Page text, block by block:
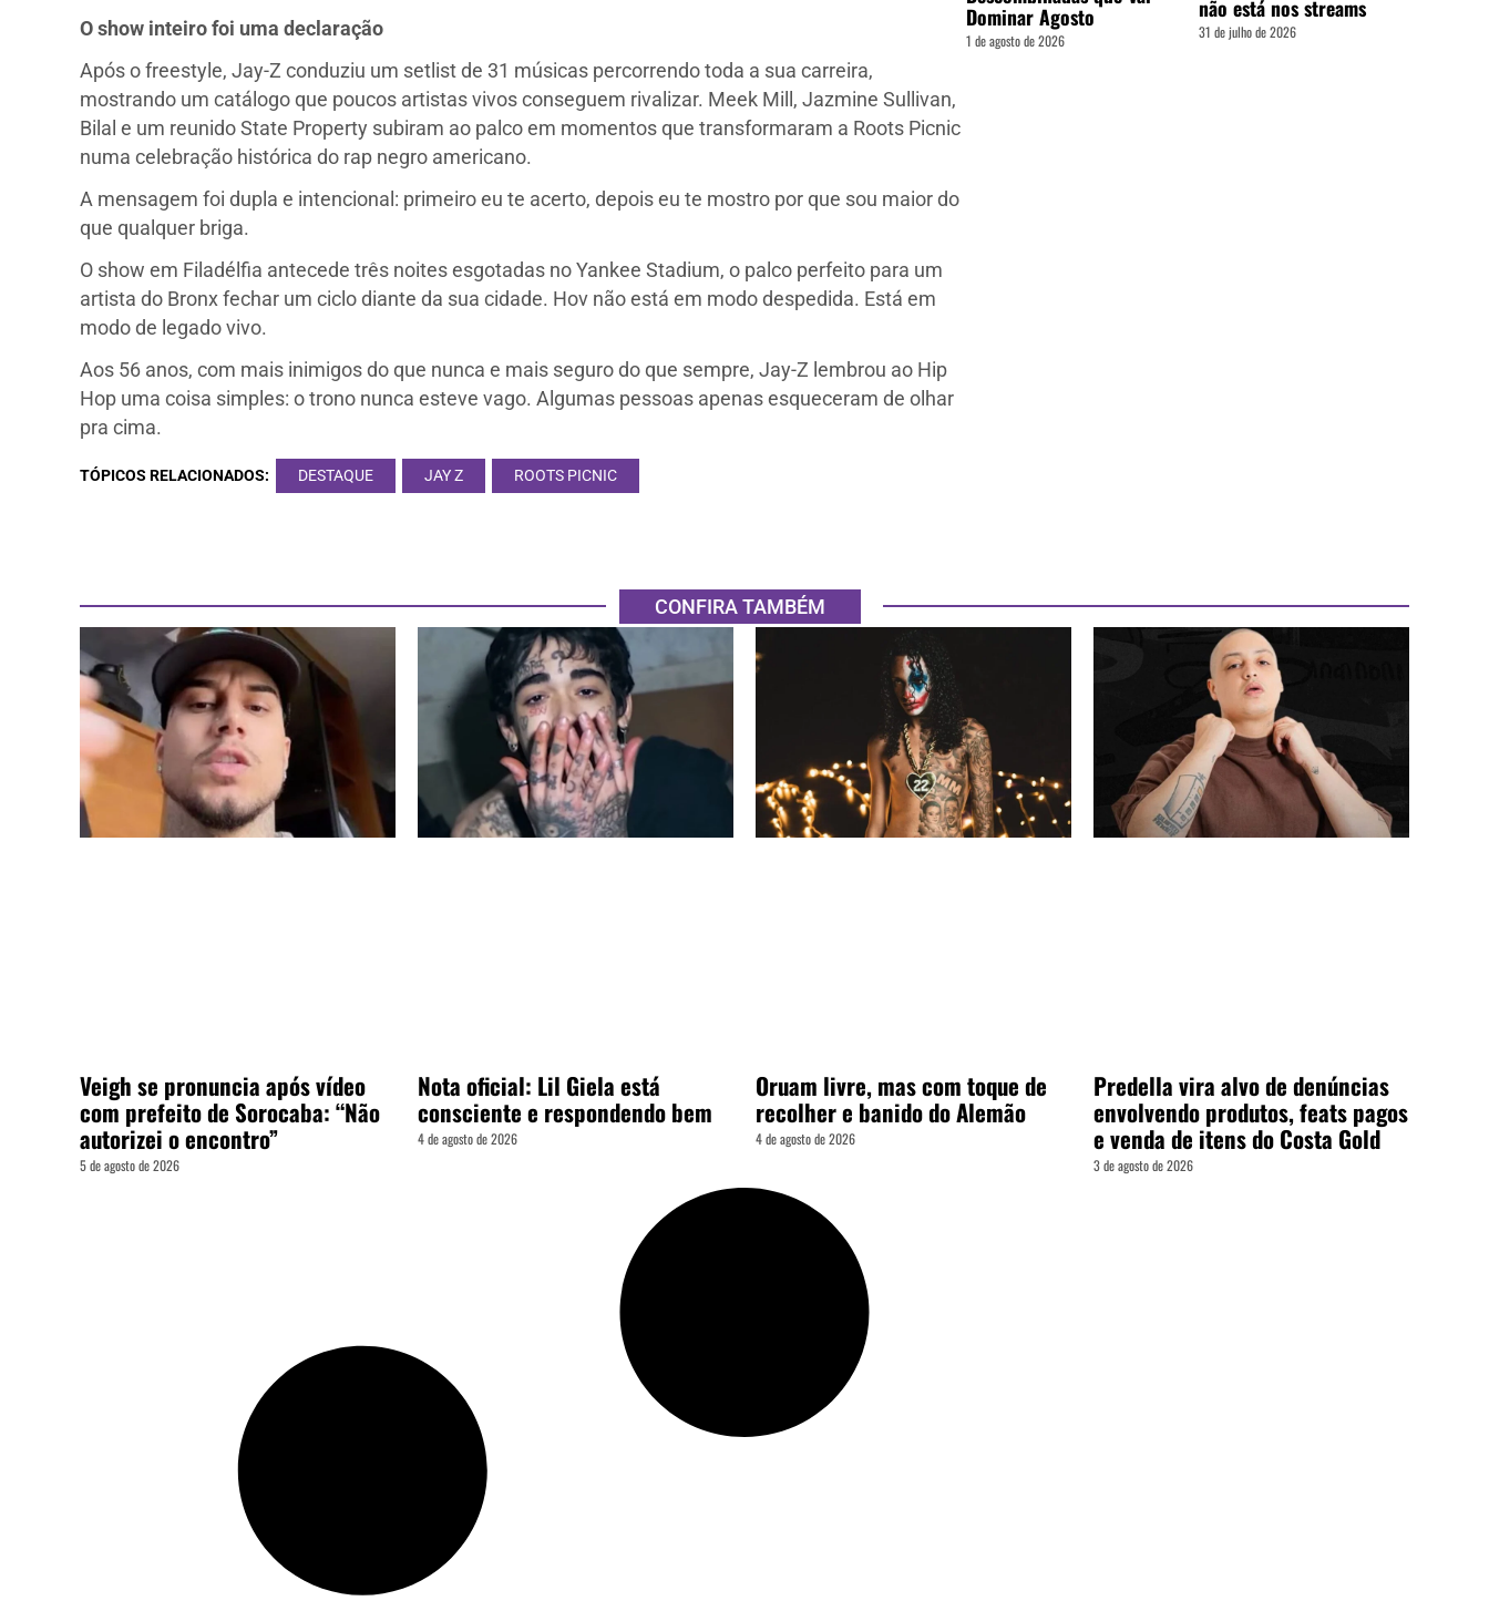
O show inteiro foi uma declaração
Após o freestyle, Jay-Z conduziu um setlist de 31 músicas percorrendo toda a sua carreira,
mostrando um catálogo que poucos artistas vivos conseguem rivalizar. Meek Mill, Jazmine Sullivan,
Bilal e um reunido State Property subiram ao palco em momentos que transformaram a Roots Picnic
numa celebração histórica do rap negro americano.
A mensagem foi dupla e intencional: primeiro eu te acerto, depois eu te mostro por que sou maior do
que qualquer briga.
O show em Filadélfia antecede três noites esgotadas no Yankee Stadium, o palco perfeito para um
artista do Bronx fechar um ciclo diante da sua cidade. Hov não está em modo despedida. Está em
modo de legado vivo.
Aos 56 anos, com mais inimigos do que nunca e mais seguro do que sempre, Jay-Z lembrou ao Hip
Hop uma coisa simples: o trono nunca esteve vago. Algumas pessoas apenas esqueceram de olhar
pra cima.
TÓPICOS RELACIONADOS: DESTAQUE JAY Z ROOTS PICNIC
Dominar Agosto
1 de agosto de 2026
não está nos streams
31 de julho de 2026
CONFIRA TAMBÉM
Veigh se pronuncia após vídeo
com prefeito de Sorocaba: “Não
autorizei o encontro”
5 de agosto de 2026
Nota oficial: Lil Giela está
consciente e respondendo bem
4 de agosto de 2026
Oruam livre, mas com toque de
recolher e banido do Alemão
4 de agosto de 2026
Predella vira alvo de denúncias
envolvendo produtos, feats pagos
e venda de itens do Costa Gold
3 de agosto de 2026